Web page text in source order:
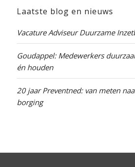
Laatste blog en nieuws
Vacature Adviseur Duurzame
Goudappel: Medewerkers
én houden
20 jaar Preventned: van meten
borging